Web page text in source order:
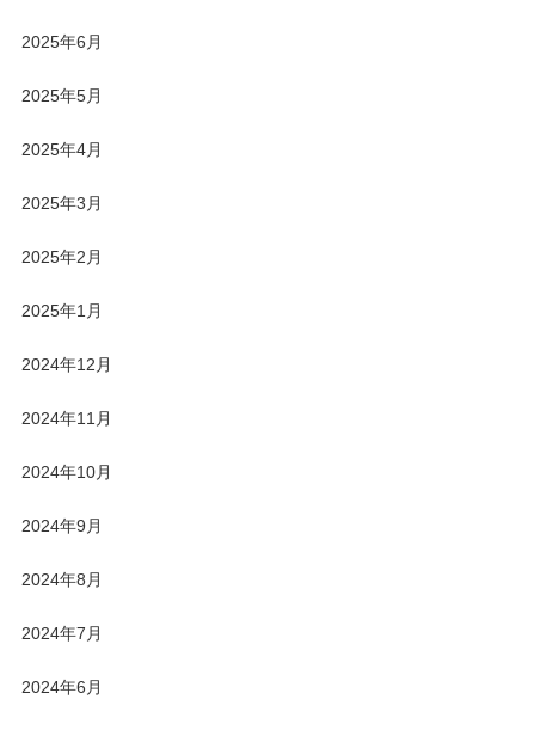
2025年6月
2025年5月
2025年4月
2025年3月
2025年2月
2025年1月
2024年12月
2024年11月
2024年10月
2024年9月
2024年8月
2024年7月
2024年6月